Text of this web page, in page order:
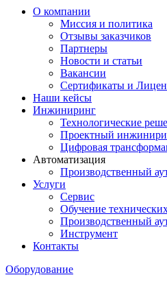
О компании
Миссия и политика
Отзывы заказчиков
Партнеры
Новости и статьи
Вакансии
Сертификаты и
Наши кейсы
Инжиниринг
Технологические
Проектный
Цифровая
Автоматизация
Производственный
Услуги
Сервис
Обучение
Производственный
Инструмент
Контакты
Оборудование